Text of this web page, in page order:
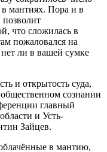
мантиях. Пора и в
что сложилась в
пожаловался на
ли в вашей сумке
и открытость суда,
общественном сознании
главный
и Усть-
Зайцев.
в мантию,